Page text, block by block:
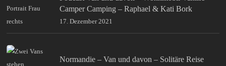
Camper Camping – Raphael & Kati Bork
17. Dezember 2021
Normandie – Van und davon – Solitäre Reise